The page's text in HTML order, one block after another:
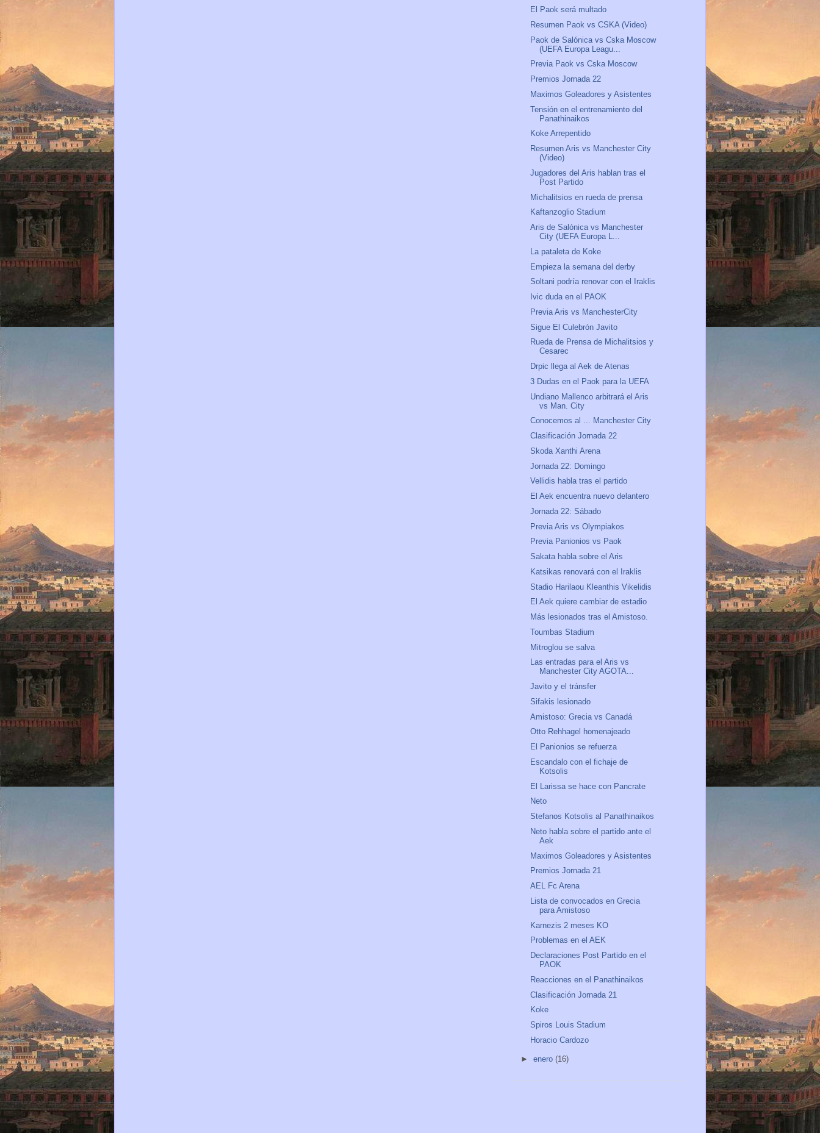
El Paok será multado
Resumen Paok vs CSKA (Video)
Paok de Salónica vs Cska Moscow
(UEFA Europa Leagu...
Previa Paok vs Cska Moscow
Premios Jornada 22
Maximos Goleadores y Asistentes
Tensión en el entrenamiento del
Panathinaikos
Koke Arrepentido
Resumen Aris vs Manchester City
(Video)
Jugadores del Aris hablan tras el
Post Partido
Michalitsios en rueda de prensa
Kaftanzoglio Stadium
Aris de Salónica vs Manchester
City (UEFA Europa L...
La pataleta de Koke
Empieza la semana del derby
Soltani podría renovar con el Iraklis
Ivic duda en el PAOK
Previa Aris vs ManchesterCity
Sigue El Culebrón Javito
Rueda de Prensa de Michalitsios y
Cesarec
Drpic llega al Aek de Atenas
3 Dudas en el Paok para la UEFA
Undiano Mallenco arbitrará el Aris
vs Man. City
Conocemos al ... Manchester City
Clasificación Jornada 22
Skoda Xanthi Arena
Jornada 22: Domingo
Vellidis habla tras el partido
El Aek encuentra nuevo delantero
Jornada 22: Sábado
Previa Aris vs Olympiakos
Previa Panionios vs Paok
Sakata habla sobre el Aris
Katsikas renovará con el Iraklis
Stadio Harilaou Kleanthis Vikelidis
El Aek quiere cambiar de estadio
Más lesionados tras el Amistoso.
Toumbas Stadium
Mitroglou se salva
Las entradas para el Aris vs
Manchester City AGOTA...
Javito y el tránsfer
Sifakis lesionado
Amistoso: Grecia vs Canadá
Otto Rehhagel homenajeado
El Panionios se refuerza
Escandalo con el fichaje de
Kotsolis
El Larissa se hace con Pancrate
Neto
Stefanos Kotsolis al Panathinaikos
Neto habla sobre el partido ante el
Aek
Maximos Goleadores y Asistentes
Premios Jornada 21
AEL Fc Arena
Lista de convocados en Grecia
para Amistoso
Karnezis 2 meses KO
Problemas en el AEK
Declaraciones Post Partido en el
PAOK
Reacciones en el Panathinaikos
Clasificación Jornada 21
Koke
Spiros Louis Stadium
Horacio Cardozo
► enero (16)